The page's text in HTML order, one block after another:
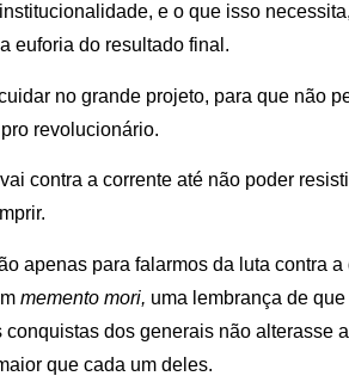
e o que isso
euforia do resultado final.
no grande projeto, para que não
revolucionário.
contra a corrente até não poder
apenas para falarmos da luta contra
memento mori, uma lembrança de
dos generais não alterasse
que cada um deles.